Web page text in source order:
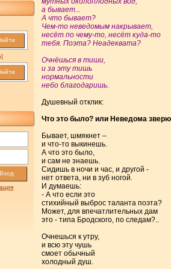
Вход
а бывает...
А что бывает?
Чем-то неведомым накрывает,
несёт по чему-то, несёт куда-то
тебя. Поэта? Неадеквата?
Очнёшься в тиши,
и за эту тишь
нормальности
небо благодаришь.
Душевный отклик:
Что это было? или Неведома
Бывает, шмякнет –
и что-то выкинешь.
А что это было,
и сам не знаешь.
Сидишь в ночи и час, и другой -
нет ответа, ни в зуб ногой.
И думаешь:
- А что если это
стихийный выброс таланта поэта?
Может, для впечатлительных дам
это - типа Бродского, по следам?..
Очнешься к утру,
и всю эту чушь
смоет обычный
холодный душ.